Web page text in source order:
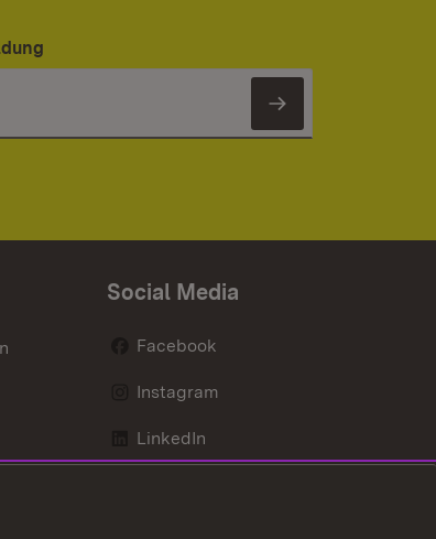
Newsletter
Social Media
Facebook
Instagram
LinkedIn